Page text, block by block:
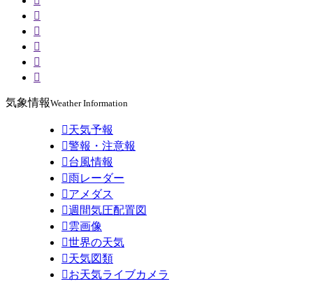





気象情報Weather Information
天気予報
警報・注意報
台風情報
雨レーダー
アメダス
週間気圧配置図
雲画像
世界の天気
天気図類
お天気ライブカメラ